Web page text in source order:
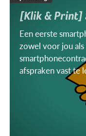
[Klik & Print]
Een eerste
zowel voor jou
afspraken vast te